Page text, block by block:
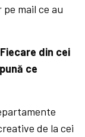
mail ce au
Fiecare din cei
ce
de la cei